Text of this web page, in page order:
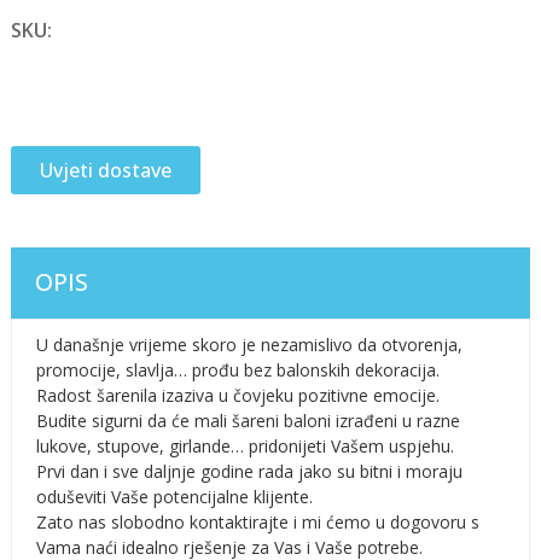
SKU:
Uvjeti dostave
OPIS
U današnje vrijeme skoro je nezamislivo da otvorenja,
promocije, slavlja… prođu bez balonskih dekoracija.
Radost šarenila izaziva u čovjeku pozitivne emocije.
Budite sigurni da će mali šareni baloni izrađeni u razne
lukove, stupove, girlande… pridonijeti Vašem uspjehu.
Prvi dan i sve daljnje godine rada jako su bitni i moraju
oduševiti Vaše potencijalne klijente.
Zato nas slobodno kontaktirajte i mi ćemo u dogovoru s
Vama naći idealno rješenje za Vas i Vaše potrebe.